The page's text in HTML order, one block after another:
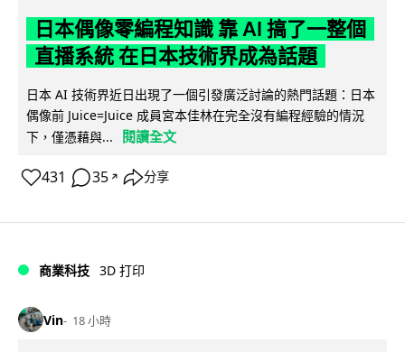
日本偶像零編程知識 靠 AI 搞了一整個
直播系統 在日本技術界成為話題
日本 AI 技術界近日出現了一個引發廣泛討論的熱門話題：日本
偶像前 Juice=Juice 成員宮本佳林在完全沒有編程經驗的情況
下，僅憑藉與...
閱讀全文
431 35 ↗ 分享
商業科技 3D 打印
Vin 18 小時